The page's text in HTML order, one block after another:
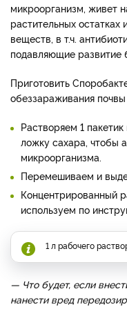
микроорганизм, живет
растительных
веществ, в т.ч.
подавляющие развитие
Приготовить
обеззараживания почвы
Растворяем 1
ложку сахара, чтобы
микроорганизма.
Перемешиваем и
Концентрированный
используем по
1 л рабочего
— Что будет, если
нанести вред